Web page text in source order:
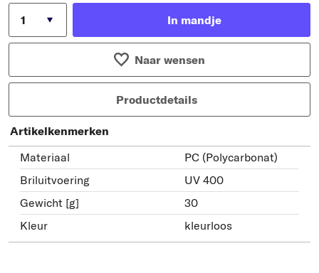
In mandje
Naar wensen
Productdetails
Artikelkenmerken
Materiaal
PC (Polycarbonat)
Briluitvoering
UV 400
Gewicht [g]
30
Kleur
kleurloos